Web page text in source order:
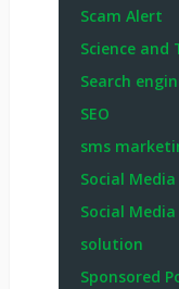
Scam Alert
Science and
Search
SEO
sms
Social Media
Social
solution
Sponsored